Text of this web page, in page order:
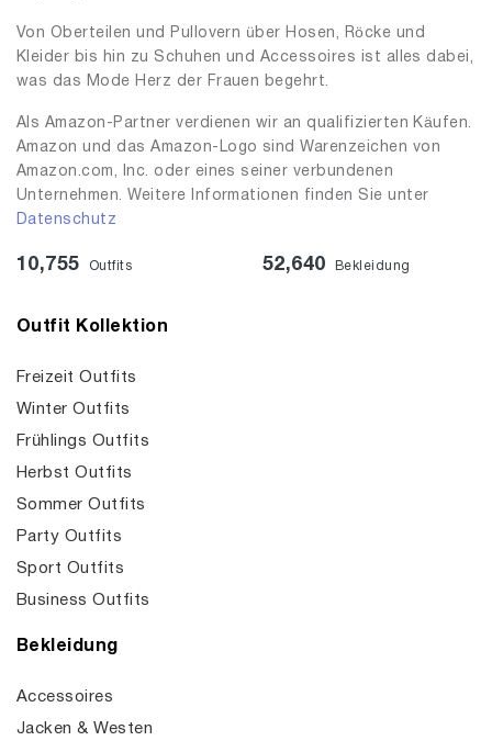
Von Oberteilen und Pullovern über Hosen, Röcke und
Kleider bis hin zu Schuhen und Accessoires ist alles dabei,
was das Mode Herz der Frauen begehrt.
Als Amazon-Partner verdienen wir an qualifizierten Käufen.
Amazon und das Amazon-Logo sind Warenzeichen von
Amazon.com, Inc. oder eines seiner verbundenen
Unternehmen. Weitere Informationen finden Sie unter
Datenschutz
10,755 Outfits 52,640 Bekleidung
Outfit Kollektion
Freizeit Outfits
Winter Outfits
Frühlings Outfits
Herbst Outfits
Sommer Outfits
Party Outfits
Sport Outfits
Business Outfits
Bekleidung
Accessoires
Jacken & Westen